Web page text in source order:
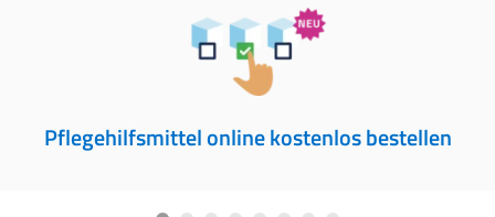
Pflegehilfsmittel online kostenlos bestellen